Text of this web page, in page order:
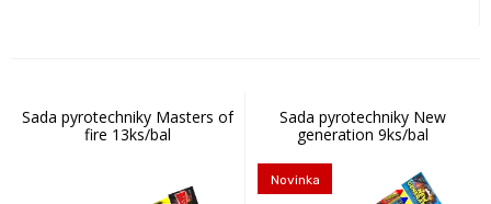
Sada pyrotechniky Masters of
fire 13ks/bal
Sada pyrotechniky New
generation 9ks/bal
Novinka